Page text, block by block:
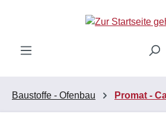
Zum Hauptinhalt springen
Baustoffe - Ofenbau Promat -